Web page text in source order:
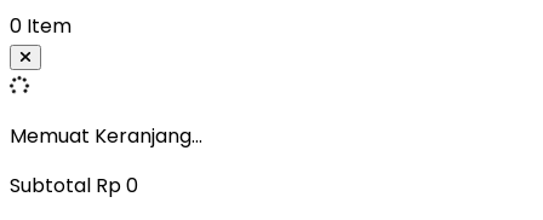
0 Item
Memuat Keranjang...
Subtotal Rp 0